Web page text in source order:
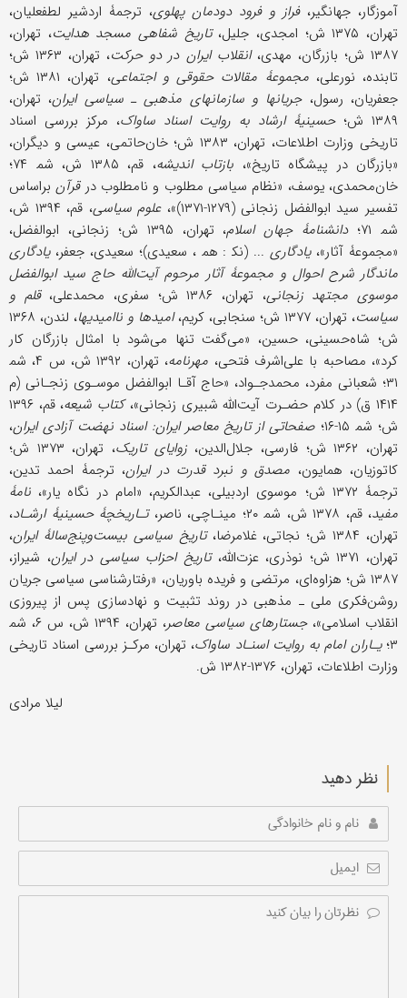
آموزگار، جهانگیر،فراز و فرود دودمان پهلوی، ترجمۀ اردشیر لطفعلیان،
تهران، ۱۳۷۵ ش؛ امجدی، جلیل،
تاریخ شفاهی مسجد هدایت، تهران،
۱۳۸۷ ش؛ بازرگان، مهدی،
انقلاب ایران در دو حرکت
، تهران، ۱۳۶۳ ش؛
تابنده، نورعلی،مجموعۀ مقالات حقوقی و اجتماعی
، تهران، ۱۳۸۱ ش؛
جعفریان، رسول،جریانها و سازمانهای مذهبی ـ سیاسی ایران، تهران،
۱۳۸۹ ش؛
حسینیۀ ارشاد به روایت اسناد ساواک، مرکز بررسی اسناد
تاریخی وزارت اطلاعات، تهران، ۱۳۸۳ ش؛ خان‌حاتمی، عیسى و دیگران،
«بازرگان در پیشگاه تاریخ»، بازتاب اندیشه
، قم، ۱۳۸۵ ش، شم‍ ۷۴؛
خان‌محمدی، یوسف، «نظام سیاسی مطلوب و نامطلوب درقرآن براساس
تفسیر سید ابوالفضل زنجانی (۱۲۷۹-۱۳۷۱)»،
علوم سیاسی
، قم، ۱۳۹۴ ش،
شم‍ ۷۱؛
دانشنامۀ جهان اسلام
، تهران، ۱۳۹۵ ش؛ زنجانی، ابوالفضل،
«مجموعۀ آثار»،یادگاری ... (نک‍ : هم‍ ، سعیدی)؛ سعیدی، جعفر،یادگاری
ماندگار شرح احوال و مجموعۀ آثار مرحوم آیت‌الله حاج سید ابوالفضل
موسوی مجتهد زنجانی، تهران، ۱۳۸۶ ش؛ سفری، محمدعلی،
قلم و
سیاست، تهران، ۱۳۷۷ ش؛ سنجابی، کریم، امیدها و ناامیدیها
، لندن، ۱۳۶۸
ش؛ شاه‌حسینی، حسین، «می‌گفت تنها می‌شود با امثال بازرگان کار
کرد»، مصاحبه با علی‌اشرف فتحی، مهرنامه
، تهران، ۱۳۹۲ ش، س ۴، شم‍
۳۱؛ شعبانی مفرد، محمدجـواد، «حاج آقـا ابوالفضل موسـوی زنجـانی (م
۱۴۱۴ ق) در کلام حضـرت آیت‌الله شبیری زنجانی»،
کتاب شیعه
، قم، ۱۳۹۶
ش؛ شم‍ ۱۵-۱۶؛
صفحاتی از تاریخ معاصر ایران: اسناد نهضت آزادی ایران،
تهران، ۱۳۶۲ ش؛ فارسی، جلال‌الدین،
زوایای تاریک
، تهران، ۱۳۷۳ ش؛
کاتوزیان، همایون، مصدق و نبرد قدرت در ایران، ترجمۀ احمد تدین،
ترجمۀ ۱۳۷۲ ش؛ موسوی اردبیلی، عبدالکریم، «امام در نگاه یار»،
نامۀ
مفید، قم، ۱۳۷۸ ش، شم‍ ۲۰؛ مینـاچی، ناصر، تـاریخچۀ حسینیۀ ارشـاد،
تهران، ۱۳۸۴ ش؛ نجاتی، غلامرضا،
تاریخ سیاسی بیست‌وپنج‌سالۀ ایران،
تهران، ۱۳۷۱ ش؛ نوذری، عزت‌الله،
تاریخ احزاب سیاسی در ایران، شیراز،
۱۳۸۷ ش؛ هزاوه‌ای، مرتضى و فریده باوریان، «رفتارشناسی سیاسی جریان
روشن‌فکری ملی ـ مذهبی در روند تثبیت و نهادسازی پس از پیروزی
انقلاب اسلامی»،جستارهای سیاسی معاصر
، تهران، ۱۳۹۴ ش، س ۶، شم‍
۳؛ یـاران امام به روایت اسنـاد ساواک، تهران، مرکـز بررسی اسناد تاریخی
وزارت اطلاعات، تهران، ۱۳۷۶-۱۳۸۲ ش.
لیلا مرادی
نظر دهید